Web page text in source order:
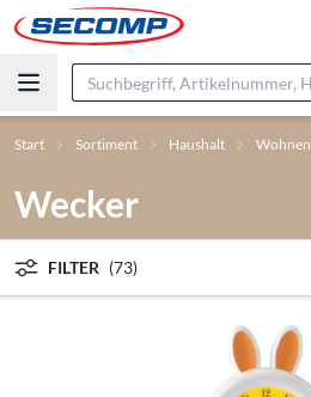
Start Sortiment Haushalt Wohnen
Wecker
FILTER (73)